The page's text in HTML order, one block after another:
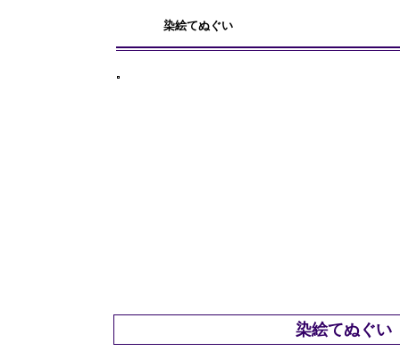
染絵てぬぐい
染絵てぬぐい